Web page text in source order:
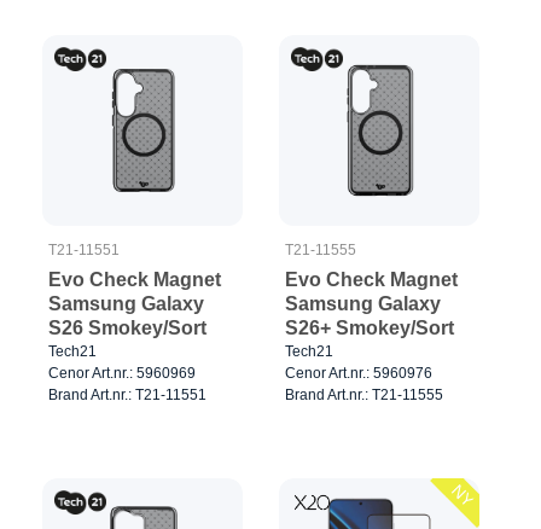
T21-11551
Evo Check Magnet
Samsung Galaxy
S26 Smokey/Sort
Tech21
Cenor Art.nr.: 5960969
Brand Art.nr.: T21-11551
T21-11555
Evo Check Magnet
Samsung Galaxy
S26+ Smokey/Sort
Tech21
Cenor Art.nr.: 5960976
Brand Art.nr.: T21-11555
NY